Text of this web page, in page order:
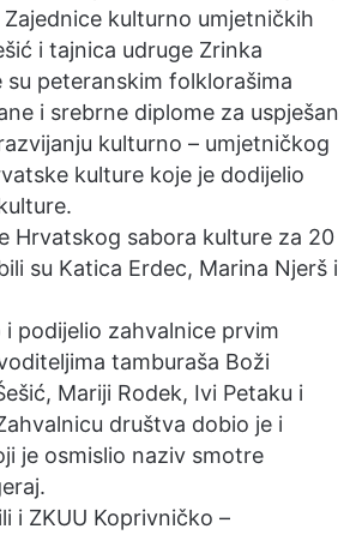
kulturno umjetničkih
i tajnica udruge Zrinka
su peteranskim folklorašima
i srebrne diplome za uspješan
kulturno – umjetničkog
kulture koje je dodijelio
Hrvatskog sabora kulture za 20
su Katica Erdec, Marina Njerš i
i podijelio zahvalnice prvim
tamburaša Boži
Mariji Rodek, Ivi Petaku i
društva dobio je i
je osmislio naziv smotre
i ZKUU Koprivničko –